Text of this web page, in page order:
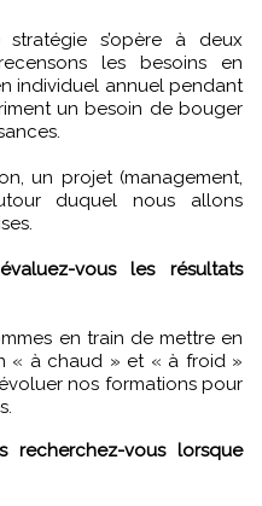
stratégie s’opère à deux
les besoins en
individuel annuel pendant
un besoin de bouger
un projet (management,
duquel nous allons
vous les résultats
en train de mettre en
« à chaud » et « à froid »
nos formations pour